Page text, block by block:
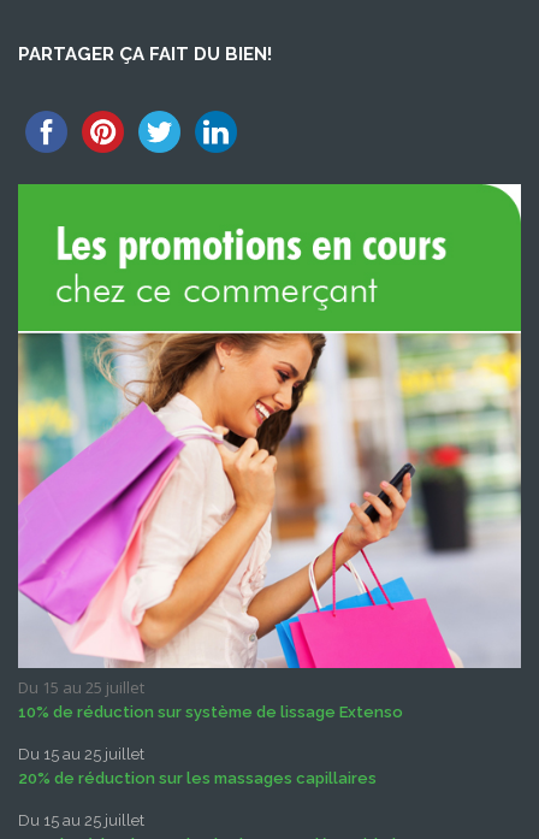
PARTAGER ÇA FAIT DU BIEN!
Du 15 au 25 juillet
10% de réduction sur système de lissage Extenso
Du 15 au 25 juillet
20% de réduction sur les massages capillaires
Du 15 au 25 juillet